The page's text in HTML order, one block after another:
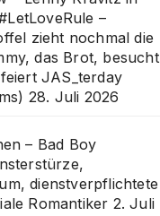
–
zieht nochmal die
das Brot, besucht
JAS_terday
28. Juli 2026
– Bad Boy
dienstverpflichtete
Romantiker 2. Juli